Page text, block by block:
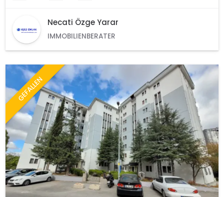
Necati Özge Yarar
IMMOBILIENBERATER
GEFALLEN